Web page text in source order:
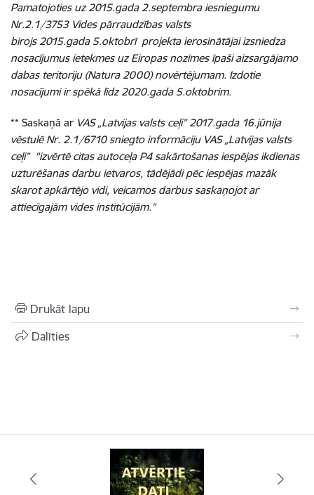
Pamatojoties uz2015.gada 2.septembra iesniegumu
Nr.2.1/3753Vides pārraudzības valsts
birojs 2015.gada 5.oktobrī projekta ierosinātājai izsniedza
nosacījumus ietekmes uz Eiropas nozīmes īpaši aizsargājamo
dabas teritoriju (Natura 2000) novērtējumam. Izdotie
nosacījumi ir spēkā līdz 2020.gada 5.oktobrim.
** Saskaņā ar VAS „Latvijas valsts ceļi” 2017.gada 16.jūnija
vēstulē Nr. 2.1/6710 sniegto informāciju VAS „Latvijas valsts
ceļi” "izvērtē citas autoceļa P4 sakārtošanas iespējas ikdienas
uzturēšanas darbu ietvaros, tādējādi pēc iespējas mazāk
skarot apkārtējo vidi, veicamos darbus saskaņojot ar
attiecīgajām vides institūcijām."
Drukāt lapu
Dalīties